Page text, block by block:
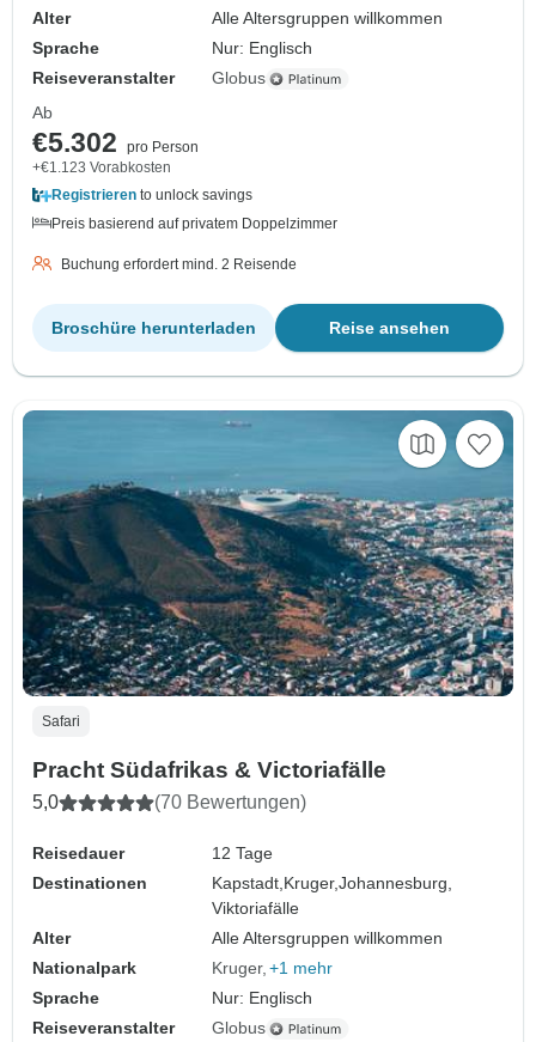
Alter
Alle Altersgruppen willkommen
Sprache
Nur: Englisch
Reiseveranstalter
Globus
Ab
€5.302
pro Person
+€1.123 Vorabkosten
Registrieren to unlock savings
Preis basierend auf privatem Doppelzimmer
Buchung erfordert mind. 2 Reisende
Reise ansehen
Broschüre herunterladen
Safari
Pracht Südafrikas & Victoriafälle
5,0 (70 Bewertungen)
Reisedauer
12 Tage
Destinationen
Kapstadt,Kruger,Johannesburg,
Viktoriafälle
Alter
Alle Altersgruppen willkommen
Nationalpark
Kruger +1 mehr
Sprache
Nur: Englisch
Reiseveranstalter
Globus